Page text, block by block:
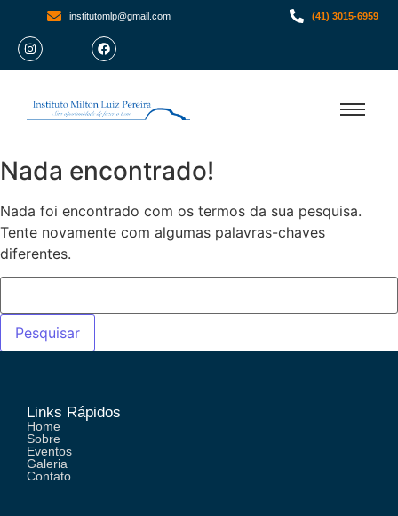
institutomlp@gmail.com (41) 3015-6959
Nada encontrado!
Nada foi encontrado com os termos da sua pesquisa.
Tente novamente com algumas palavras-chaves
diferentes.
Links Rápidos
Home
Sobre
Eventos
Galeria
Contato